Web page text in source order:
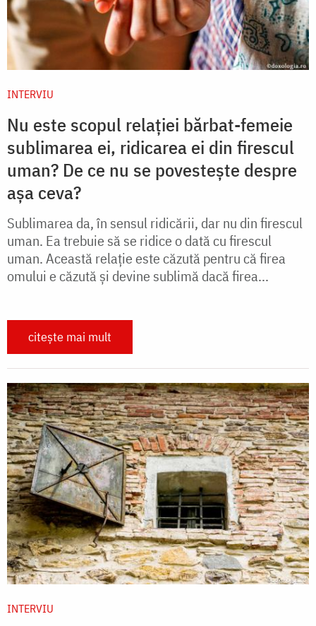
INTERVIU
Nu este scopul relației bărbat-femeie
sublimarea ei, ridicarea ei din firescul
uman? De ce nu se povestește despre
așa ceva?
Sublimarea da, în sensul ridicării, dar nu din firescul
uman. Ea trebuie să se ridice o dată cu firescul
uman. Această relație este căzută pentru că firea
omului e căzută și devine sublimă dacă firea...
citește mai mult
INTERVIU